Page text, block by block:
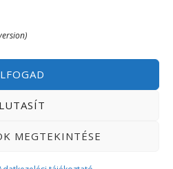
MEGTEKINTÉSE